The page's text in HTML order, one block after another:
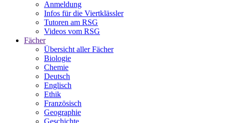
Anmeldung
Infos für die Viertklässler
Tutoren am RSG
Videos vom RSG
Fächer
Übersicht aller Fächer
Biologie
Chemie
Deutsch
Englisch
Ethik
Französisch
Geographie
Geschichte